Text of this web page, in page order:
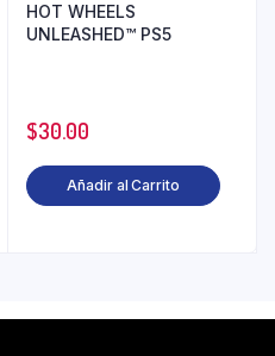
HOT WHEELS
UNLEASHED™ PS5
$30.00
Añadir al Carrito